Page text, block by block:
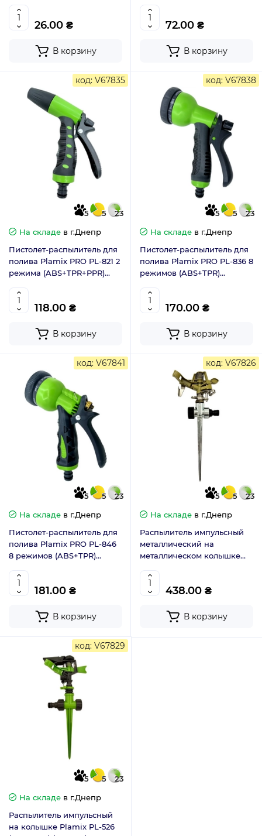
26.00 ₴
В корзину
72.00 ₴
В корзину
код: V67835
5 5
23
На складе в г.Днепр
Пистолет-распылитель для
полива Plamix PRO PL-821 2
режима (ABS+TPR+PPR)
118.00 ₴
В корзину
код: V67838
5 5
23
На складе в г.Днепр
Пистолет-распылитель для
полива Plamix PRO PL-836 8
режимов (ABS+TPR)
170.00 ₴
В корзину
код: V67841
5 5
23
На складе в г.Днепр
Пистолет-распылитель для
полива Plamix PRO PL-846
8 режимов (ABS+TPR)
181.00 ₴
В корзину
код: V67826
5 5
23
На складе в г.Днепр
Распылитель импульсный
металлический на
металлическом колышке
438.00 ₴
В корзину
код: V67829
5 5
23
На складе в г.Днепр
Распылитель импульсный
на колышке Plamix PL-526